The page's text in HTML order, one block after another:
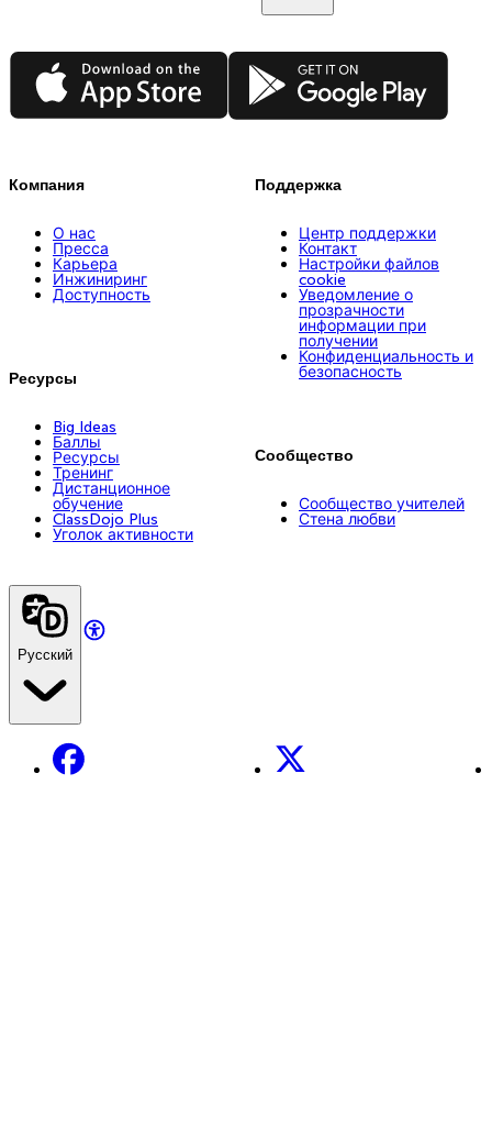
App Store Google Play
Компания
О нас
Пресса
Карьера
Инжиниринг
Доступность
Ресурсы
Big Ideas
Баллы
Ресурсы
Тренинг
Дистанционное
обучение
ClassDojo Plus
Уголок активности
Поддержка
Центр поддержки
Контакт
Настройки файлов
cookie
Уведомление о
прозрачности
информации при
получении
Конфиденциальность и
безопасность
Сообщество
Сообщество учителей
Стена любви
Русский
Facebook X